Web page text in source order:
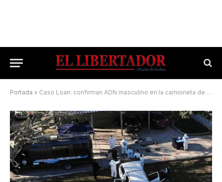
Portada » Caso Loan: confirman ADN masculino en la camioneta de Pérez y Caillava